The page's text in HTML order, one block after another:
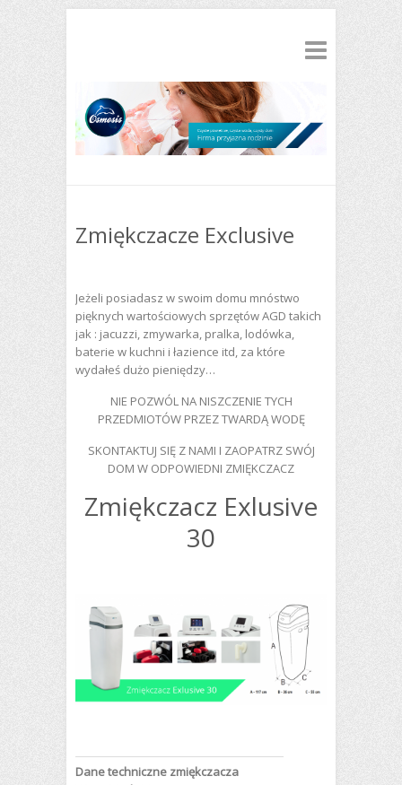
Zmiękczacze Exclusive
Jeżeli posiadasz w swoim domu mnóstwo
pięknych wartościowych sprzętów AGD takich
jak : jacuzzi, zmywarka, pralka, lodówka,
baterie w kuchni i łazience itd, za które
wydałeś dużo pieniędzy…
NIE POZWÓL NA NISZCZENIE TYCH
PRZEDMIOTÓW PRZEZ TWARDĄ WODĘ
SKONTAKTUJ SIĘ Z NAMI I ZAOPATRZ SWÓJ
DOM W ODPOWIEDNI ZMIĘKCZACZ
Zmiękczacz Exlusive
30
Dane techniczne zmiękczacza